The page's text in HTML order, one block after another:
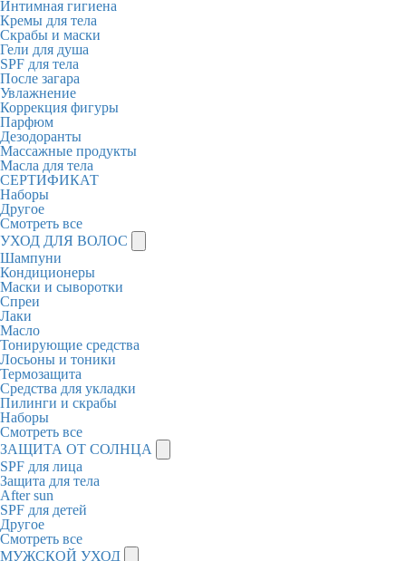
Интимная гигиена
Кремы для тела
Скрабы и маски
Гели для душа
SPF для тела
После загара
Увлажнение
Коррекция фигуры
Парфюм
Дезодоранты
Массажные продукты
Масла для тела
СЕРТИФИКАТ
Наборы
Другое
Смотреть все
УХОД ДЛЯ ВОЛОС
Шампуни
Кондиционеры
Маски и сыворотки
Спреи
Лаки
Масло
Тонирующие средства
Лосьоны и тоники
Термозащита
Средства для укладки
Пилинги и скрабы
Наборы
Смотреть все
ЗАЩИТА ОТ СОЛНЦА
SPF для лица
Защита для тела
After sun
SPF для детей
Другое
Смотреть все
МУЖСКОЙ УХОД